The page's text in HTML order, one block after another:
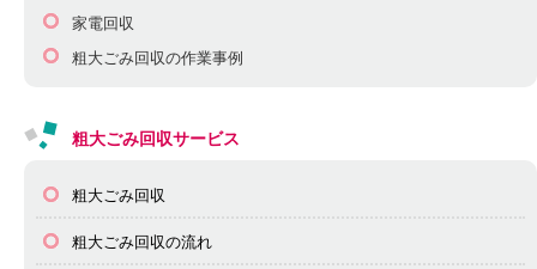
家電回収
粗大ごみ回収の作業事例
粗大ごみ回収サービス
粗大ごみ回収
粗大ごみ回収の流れ